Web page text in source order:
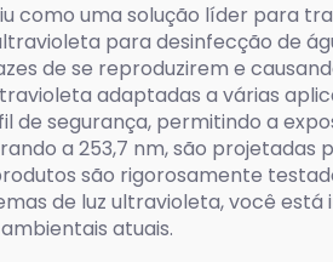
como uma solução líder para
para desinfecção de
de se reproduzirem e
adaptadas a várias
segurança, permitindo a
a 253,7 nm, são
são rigorosamente
de luz ultravioleta, você
atuais.